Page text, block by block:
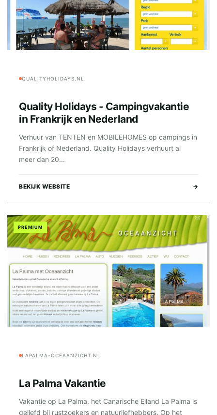
QUALITYHOLIDAYS.NL
Quality Holidays - Campingvakantie
in Frankrijk en Nederland
Verhuur van TENTEN en MOBILEHOMES op campings in
Frankrijk of Nederland. Quality Holidays verhuurt al
meer dan 20...
BEKIJK WEBSITE →
PREMIUM
LAPALMA-OCEAANZICHT.NL
La Palma Vakantie
Vakantie op La Palma, het Canarische Eiland La Palma is
geliefd bij rustzoekers en natuurliefhebbers. Op het